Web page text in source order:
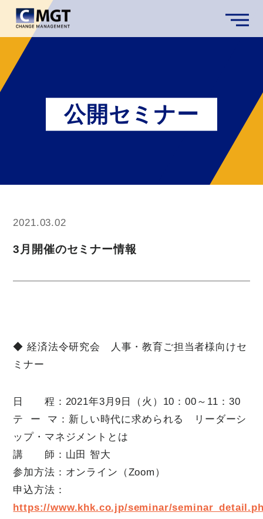
公開セミナー
2021.03.02
3月開催のセミナー情報
◆ 経済法令研究会 人事・教育ご担当者様向けセ
ミナー
日 程：2021年3月9日（火）10：00～11：30
テ ー マ：新しい時代に求められる リーダーシ
ップ・マネジメントとは
講 師：山田 智大
参加方法：オンライン（Zoom）
申込方法：
https://www.khk.co.jp/seminar/